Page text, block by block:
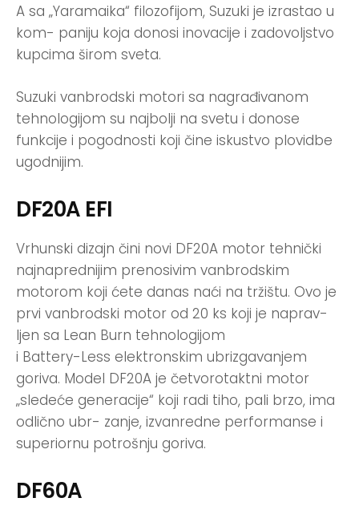
A sa „Yaramaika“ filozofijom, Suzuki je izrastao u
kom- paniju koja donosi inovacije i zadovoljstvo
kupcima širom sveta.
Suzuki vanbrodski motori sa nagrađivanom
tehnologijom su najbolji na svetu i donose
funkcije i pogodnosti koji čine iskustvo plovidbe
ugodnijim.
DF20A EFI
Vrhunski dizajn čini novi DF20A motor tehnički
najnaprednijim prenosivim vanbrodskim
motorom koji ćete danas naći na tržištu. Ovo je
prvi vanbrodski motor od 20 ks koji je naprav-
ljen sa Lean Burn tehnologijom
i Battery-Less elektronskim ubrizgavanjem
goriva. Model DF20A je četvorotaktni motor
„sledeće generacije“ koji radi tiho, pali brzo, ima
odlično ubr- zanje, izvanredne performanse i
superiornu potrošnju goriva.
DF60A